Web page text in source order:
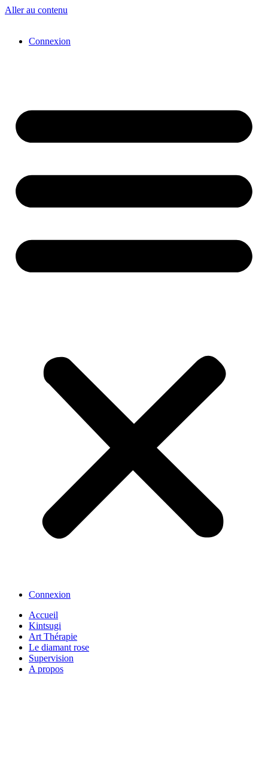
Aller au contenu
Connexion
Connexion
Accueil
Kintsugi
Art Thérapie
Le diamant rose
Supervision
A propos